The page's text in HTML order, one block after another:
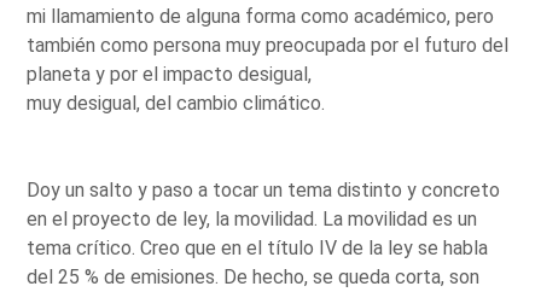
mi llamamiento de alguna forma como académico, pero
también como persona muy preocupada por el futuro del
planeta y por el impacto desigual,
muy desigual, del cambio climático.
Doy un salto y paso a tocar un tema distinto y concreto
en el proyecto de ley, la movilidad. La movilidad es un
tema crítico. Creo que en el título IV de la ley se habla
del 25 % de emisiones. De hecho, se queda corta, son